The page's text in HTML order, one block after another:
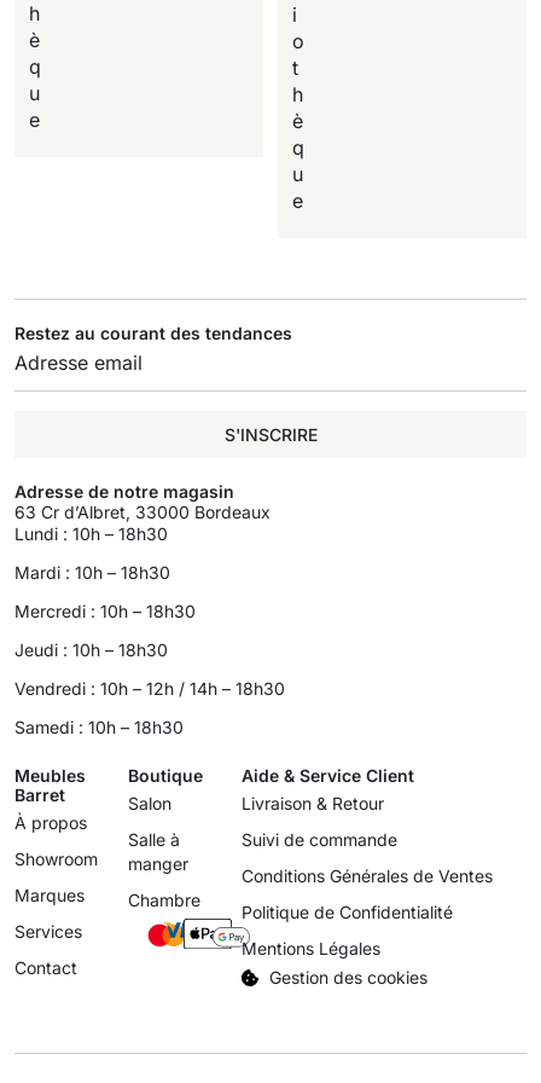
h
è
q
u
e
i
o
t
h
è
q
u
e
Restez au courant des tendances
S'INSCRIRE
Adresse de notre magasin
63 Cr d’Albret, 33000 Bordeaux
Lundi : 10h – 18h30
Mardi : 10h – 18h30
Mercredi : 10h – 18h30
Jeudi : 10h – 18h30
Vendredi : 10h – 12h / 14h – 18h30
Samedi : 10h – 18h30
Meubles
Barret
À propos
Showroom
Marques
Services
Contact
Boutique
Salon
Salle à
manger
Chambre
Aide & Service Client
Livraison & Retour
Suivi de commande
Conditions Générales de Ventes
Politique de Confidentialité
Mentions Légales
Gestion des cookies